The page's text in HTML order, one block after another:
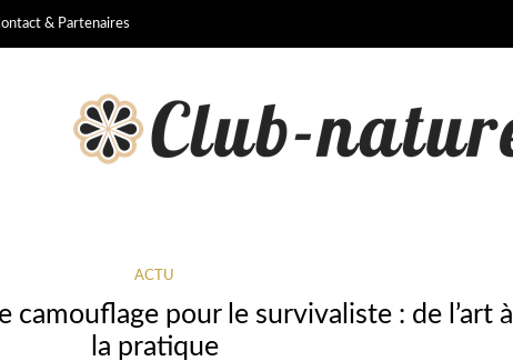
& Partenaires
ACTU
camouflage pour le survivaliste : de l’art à
la pratique